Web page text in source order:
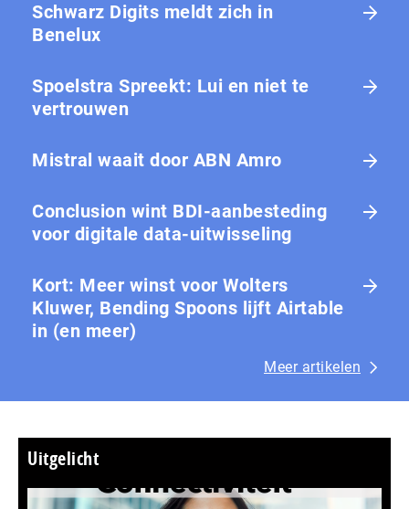
Schwarz Digits meldt zich in
Benelux
Spoelstra Spreekt: Lui en niet te
vertrouwen
Mistral waait door ABN Amro
Conclusion wint BDI-aanbesteding
voor digitale data-uitwisseling
Kort: Meer winst voor Wolters
Kluwer, Bending Spoons lijft Airtable
in (en meer)
Meer artikelen
Uitgelicht